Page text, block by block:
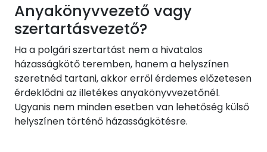
Anyakönyvvezető vagy
szertartásvezető?
Ha a polgári szertartást nem a hivatalos
házasságkötő teremben, hanem a helyszínen
szeretnéd tartani, akkor erről érdemes előzetesen
érdeklődni az illetékes anyakönyvvezetőnél.
Ugyanis nem minden esetben van lehetőség külső
helyszínen történő házasságkötésre.